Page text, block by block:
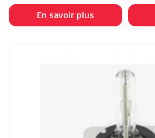
En savoir plus